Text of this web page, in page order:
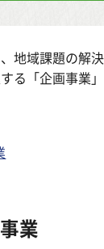
地域課題の解
る「企画事業
業